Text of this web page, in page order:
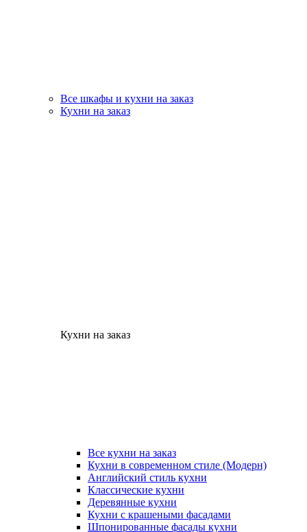
Все шкафы и кухни на заказ
Кухни на заказ
Кухни на заказ
Все кухни на заказ
Кухни в современном стиле (Модерн)
Английский стиль кухни
Классические кухни
Деревянные кухни
Кухни с крашеными фасадами
Шпонированные фасады кухни